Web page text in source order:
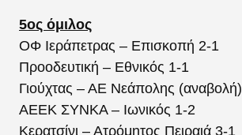
5ος όμιλος
ΟΦ Ιεράπετρας – Επισκοπή 2-1
Προοδευτική – Εθνικός 1-1
Γιούχτας – ΑΕ Νεάπολης (αναβολή)
ΑΕΕΚ ΣΥΝΚΑ – Ιωνικός 1-2
Κερατσίνι – Ατρόμητος Πειραιά 3-1